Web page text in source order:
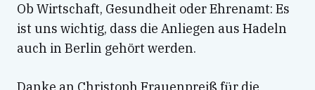
Ob Wirtschaft, Gesundheit oder Ehrenamt: Es
ist uns wichtig, dass die Anliegen aus Hadeln
auch in Berlin gehört werden.